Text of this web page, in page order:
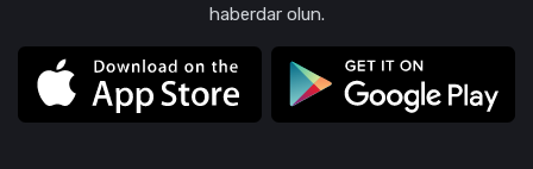
haberdar olun.